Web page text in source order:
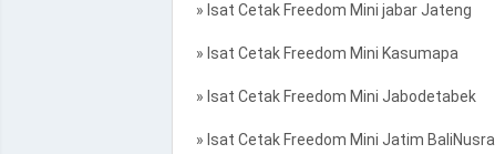
» Isat Cetak Freedom Mini jabar Jateng
» Isat Cetak Freedom Mini Kasumapa
» Isat Cetak Freedom Mini Jabodetabek
» Isat Cetak Freedom Mini Jatim BaliNusra